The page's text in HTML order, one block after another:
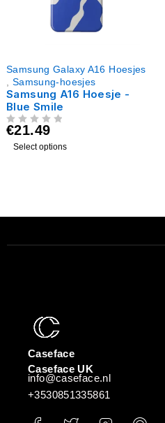
Samsung Galaxy A16 Hoesjes
, Samsung-hoesjes
Samsung A16 Hoesje -
Blue Smile
€21.49
Select options
Caseface
Caseface UK
info@caseface.nl
+3530851335861